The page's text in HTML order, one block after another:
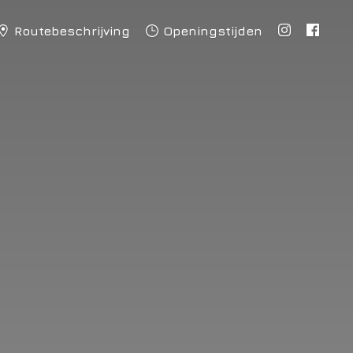
Routebeschrijving Openingstijden